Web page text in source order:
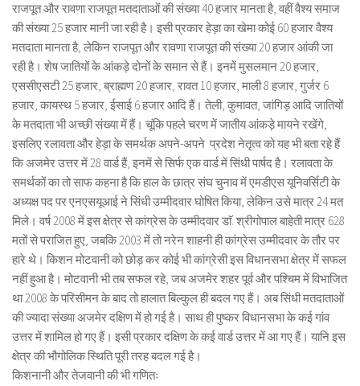
राजपूत और रावणा राजपूत मतदाताओं की संख्या 40 हजार मानता है, वहीं वैश्य समाज
की संख्या 25 हजार मानी जा रही है। इसी प्रकार हेड़ा का खेमा कोई 60 हजार वैश्य
मतदाता मानता है, लेकिन राजपूत और रावणा राजपूत की संख्या 20 हजार आंकी जा
रही है। शेष जातियों के आंकड़े दोनों के समान से हैं। इनमें मुसलमान 20 हजार,
एससीएसटी 25 हजार, ब्राह्मण 20 हजार, रावत 10 हजार, माली 8 हजार, गुर्जर 6
हजार, कायस्थ 5 हजार, ईसाई 6 हजार आदि हैं। तेली, कुमावत, जांगिड़ आदि जातियों
के मतदाता भी अच्छी संख्या में हैं। चूंकि पहले चरण में जातीय आंकड़े मायने रखेंगे,
इसलिए रलावता और हेड़ा के समर्थक अपने-अपने प्रदेश नेतृत्व को यह भी बता रहे हैं
कि अजमेर उत्तर में 28 वार्ड हैं, इनमें से सिर्फ एक वार्ड में सिंधी पार्षद है। रलावता के
समर्थकों का तो साफ कहना है कि हाल के छात्र संघ चुनाव में एमडीएस यूनिवर्सिटी के
अध्यक्ष पद पर एनएसयूआई ने सिंधी उम्मीदवार घोषित किया, लेकिन उसे मात्र 24 मत
मिले। वर्ष 2008 में इस क्षेत्र से कांग्रेस के उम्मीदवार डाॅ. श्रीगोपाल बाहेती मात्र 628
मतों से पराजित हुए, जबकि 2003 में तो नरेन शाहनी ही कांग्रेस उम्मीदवार के तौर पर
हारे थे। किशन मोटवानी को छोड़ कर कोई भी कांग्रेसी इस विधानसभा क्षेत्र में सफल
नहीं हुआ है। मोटवानी भी तब सफल रहे, जब अजमेर शहर पूर्व और पश्चिम में विभाजित
था 2008 के परिसीमन के बाद तो हालात बिल्कुल ही बदल गए हैं। अब सिंधी मतदाताओं
की ज्यादा संख्या अजमेर दक्षिण में हो गई है। साथ ही पुष्कर विधानसभा के कई गांव
उत्तर में शामिल हो गए हैं। इसी प्रकार दक्षिण के कई वार्ड उत्तर में आ गए हैं। यानि इस
क्षेत्र की भौगोलिक स्थिति पूरी तरह बदल गई है।
किशनानी और तेजवानी की भी गणितः